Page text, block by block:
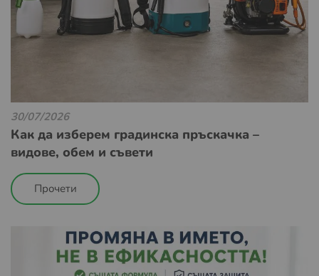
30/07/2026
Как да изберем градинска пръскачка –
видове, обем и съвети
Прочети